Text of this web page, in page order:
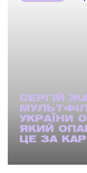
СЕРГІЙ
УКРАЇНИ
ЯКИЙ
ЦЕ ЗА